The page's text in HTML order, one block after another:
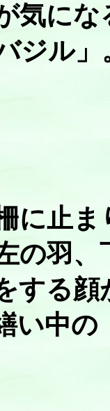
気に
ジル」
に止
の羽
する顔
い中の